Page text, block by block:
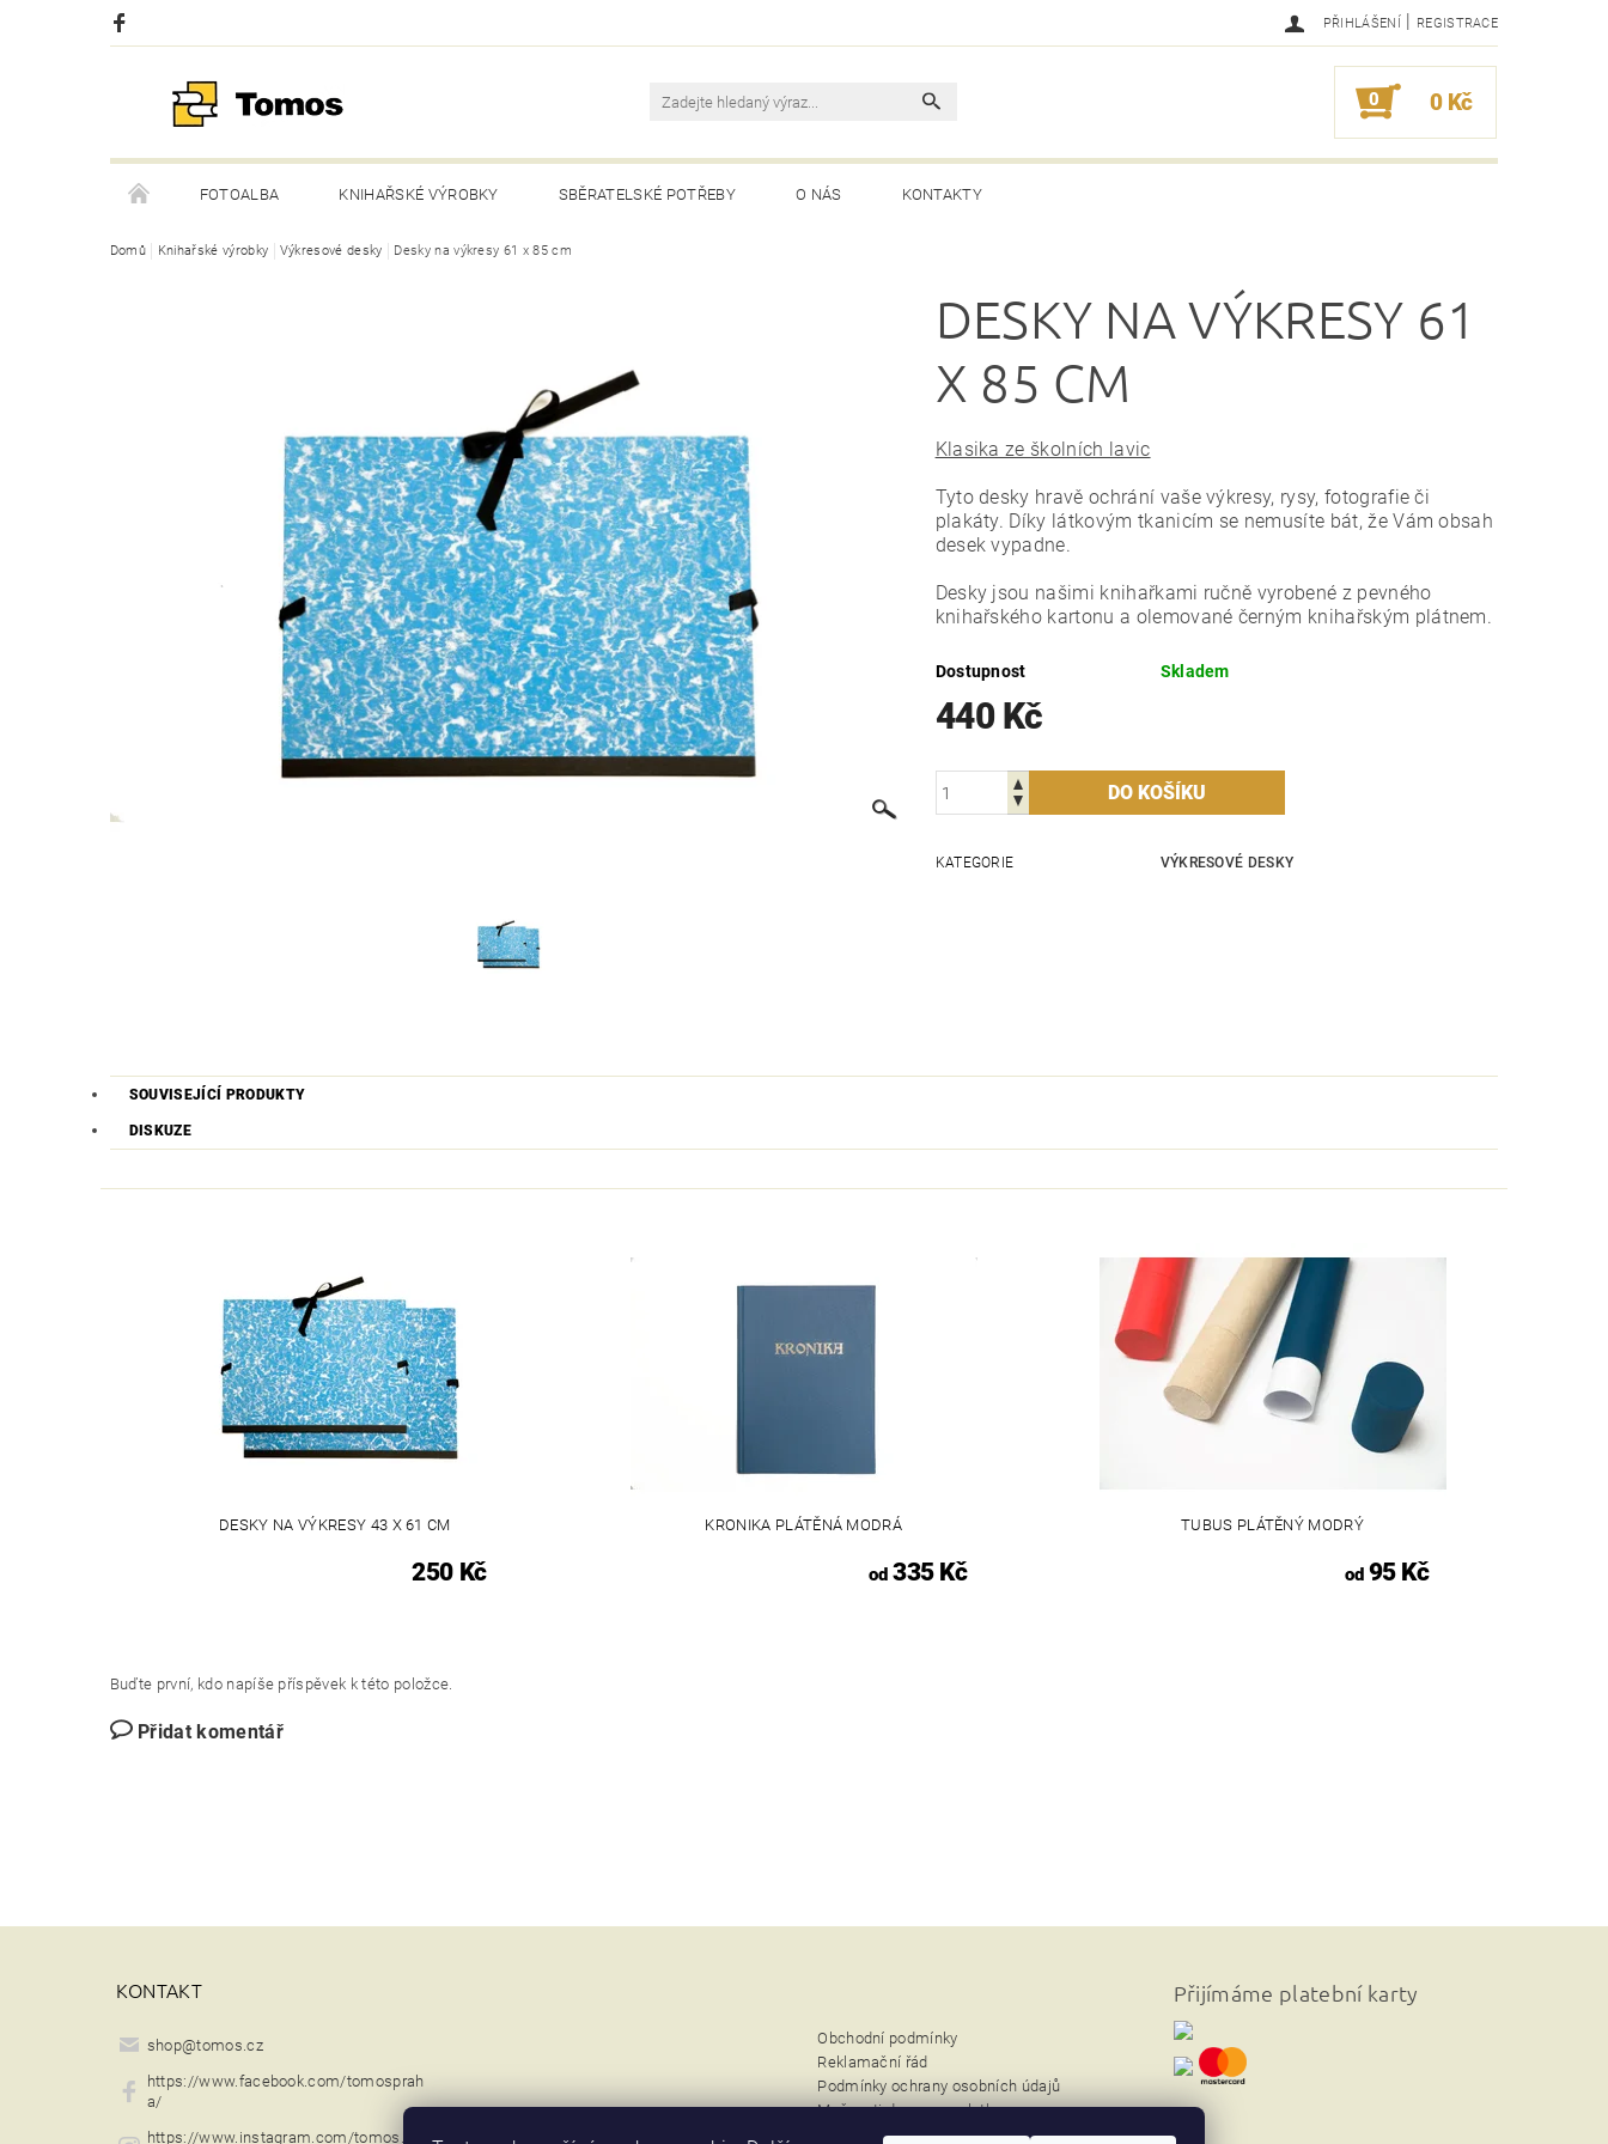
PŘIHLÁŠENÍ | REGISTRACE
0 0 Kč
FOTOALBA KNIHAŘSKÉ VÝROBKY SBĚRATELSKÉ POTŘEBY O NÁS KONTAKTY
Domů Knihařské výrobky Výkresové desky Desky na výkresy 61 x 85 cm
DESKY NA VÝKRESY 61
X 85 CM
Klasika ze školních lavic
Tyto desky hravě ochrání vaše výkresy, rysy, fotografie či
plakáty. Díky látkovým tkanicím se nemusíte bát, že Vám obsah
desek vypadne.
Desky jsou našimi knihařkami ručně vyrobené z pevného
knihařského kartonu a olemované černým knihařským plátnem.
Dostupnost Skladem
440 Kč
KATEGORIE VÝKRESOVÉ DESKY
SOUVISEJÍCÍ PRODUKTY
DISKUZE
DESKY NA VÝKRESY 43 X 61 CM
250 Kč
KRONIKA PLÁTĚNÁ MODRÁ
od335 Kč
TUBUS PLÁTĚNÝ MODRÝ
od95 Kč
Buďte první, kdo napíše příspěvek k této položce.
Přidat komentář
KONTAKT
shop@tomos.cz
https://www.facebook.com/tomosprah
a/
https://www.instagram.com/tomos.st
Obchodní podmínky
Reklamační řád
Podmínky ochrany osobních údajů
Možnosti dopravy a platby
Přijímáme platební karty